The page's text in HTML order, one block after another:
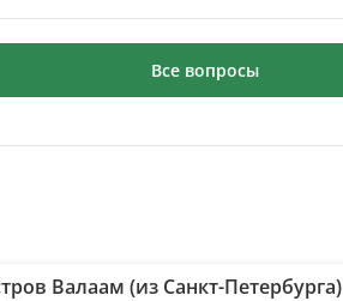
Все вопросы
Валаам (из Санкт-Петербурга)